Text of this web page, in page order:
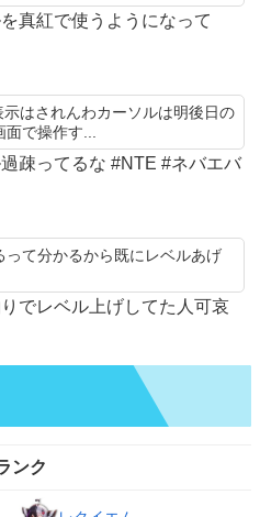
真紅で使うようになって
はされんわカーソルは明後日の
面で操作す...
疎ってるな #NTE #ネバエバ
て分かるから既にレベルあげ
でレベル上げしてた人可哀
ンク